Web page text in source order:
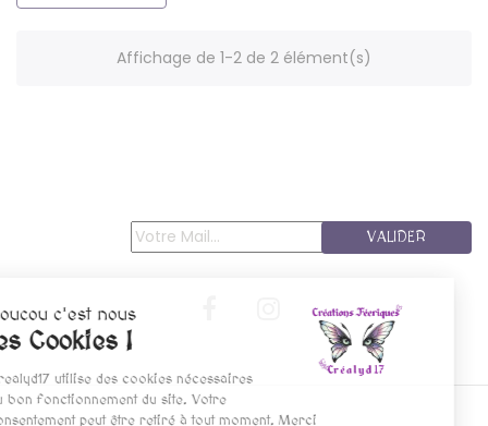
Affichage de 1-2 de 2 élément(s)
VALIDER